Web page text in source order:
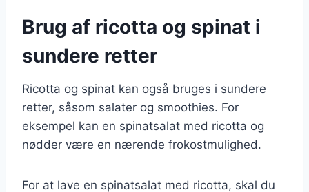
Brug af ricotta og spinat i
sundere retter
Ricotta og spinat kan også bruges i sundere
retter, såsom salater og smoothies. For
eksempel kan en spinatsalat med ricotta og
nødder være en nærende frokostmulighed.
For at lave en spinatsalat med ricotta, skal du